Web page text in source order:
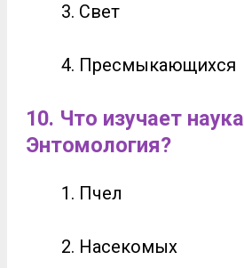
Свет
Пресмыкающихся
10. Что изучает наука
Энтомология?
Пчел
Насекомых